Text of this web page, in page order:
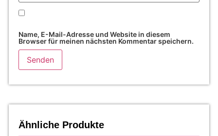
Name, E-Mail-Adresse und Website in diesem
Browser für meinen nächsten Kommentar speichern.
Ähnliche Produkte